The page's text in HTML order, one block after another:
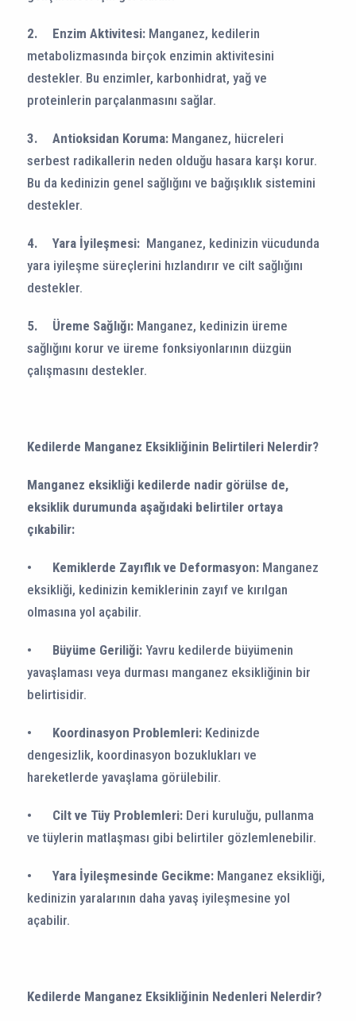
2. Enzim Aktivitesi: Manganez, kedilerin
metabolizmasında birçok enzimin aktivitesini
destekler. Bu enzimler, karbonhidrat, yağ ve
proteinlerin parçalanmasını sağlar.
3. Antioksidan Koruma: Manganez, hücreleri
serbest radikallerin neden olduğu hasara karşı korur.
Bu da kedinizin genel sağlığını ve bağışıklık sistemini
destekler.
4. Yara İyileşmesi: Manganez, kedinizin vücudunda
yara iyileşme süreçlerini hızlandırır ve cilt sağlığını
destekler.
5. Üreme Sağlığı: Manganez, kedinizin üreme
sağlığını korur ve üreme fonksiyonlarının düzgün
çalışmasını destekler.
Kedilerde Manganez Eksikliğinin Belirtileri Nelerdir?
Manganez eksikliği kedilerde nadir görülse de,
eksiklik durumunda aşağıdaki belirtiler ortaya
çıkabilir:
• Kemiklerde Zayıflık ve Deformasyon: Manganez
eksikliği, kedinizin kemiklerinin zayıf ve kırılgan
olmasına yol açabilir.
• Büyüme Geriliği: Yavru kedilerde büyümenin
yavaşlaması veya durması manganez eksikliğinin bir
belirtisidir.
• Koordinasyon Problemleri: Kedinizde
dengesizlik, koordinasyon bozuklukları ve
hareketlerde yavaşlama görülebilir.
• Cilt ve Tüy Problemleri: Deri kuruluğu, pullanma
ve tüylerin matlaşması gibi belirtiler gözlemlenebilir.
• Yara İyileşmesinde Gecikme: Manganez eksikliği,
kedinizin yaralarının daha yavaş iyileşmesine yol
açabilir.
Kedilerde Manganez Eksikliğinin Nedenleri Nelerdir?